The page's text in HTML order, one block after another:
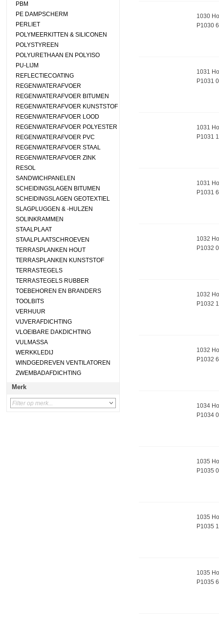
PBM
PE DAMPSCHERM
PERLIET
POLYMEERKITTEN & SILICONEN
POLYSTYREEN
POLYURETHAAN EN POLYISO
PU-LIJM
REFLECTIECOATING
REGENWATERAFVOER
REGENWATERAFVOER BITUMEN
REGENWATERAFVOER KUNSTSTOF
REGENWATERAFVOER LOOD
REGENWATERAFVOER POLYESTER
REGENWATERAFVOER PVC
REGENWATERAFVOER STAAL
REGENWATERAFVOER ZINK
RESOL
SANDWICHPANELEN
SCHEIDINGSLAGEN BITUMEN
SCHEIDINGSLAGEN GEOTEXTIEL
SLAGPLUGGEN & -HULZEN
SOLINKRAMMEN
STAALPLAAT
STAALPLAATSCHROEVEN
TERRASPLANKEN HOUT
TERRASPLANKEN KUNSTSTOF
TERRASTEGELS
TERRASTEGELS RUBBER
TOEBEHOREN EN BRANDERS
TOOLBITS
VERHUUR
VIJVERAFDICHTING
VLOEIBARE DAKDICHTING
VULMASSA
WERKKLEDIJ
WINDGEDREVEN VENTILATOREN
ZWEMBADAFDICHTING
Merk
1030
P1030 6
1031
P1031
1031
P1031 1
1031
P1031 6
1032
P1032
1032
P1032 1
1032
P1032 6
1034
P1034
1035
P1035
1035
P1035 1
1035
P1035 6